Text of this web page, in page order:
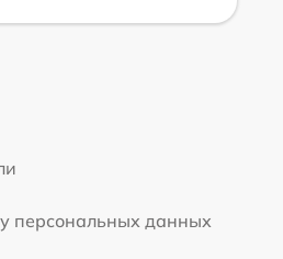
персональных данных